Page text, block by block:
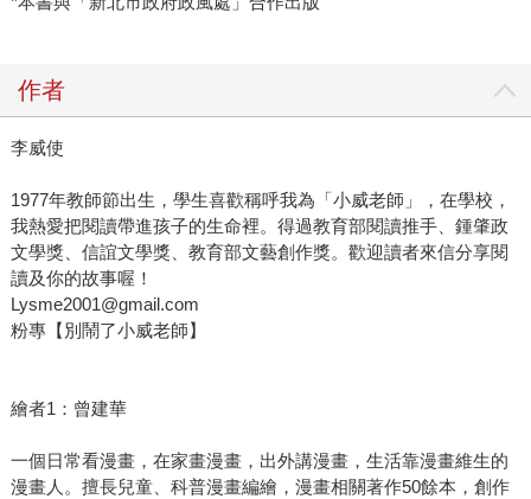
作者
李威使
1977年教師節出生，學生喜歡稱呼我為「小威老師」，在學校，
我熱愛把閱讀帶進孩子的生命裡。得過教育部閱讀推手、鍾肇政
文學獎、信誼文學獎、教育部文藝創作獎。歡迎讀者來信分享閱
讀及你的故事喔！
Lysme2001@gmail.com
粉專【別鬧了小威老師】
繪者1：曾建華
一個日常看漫畫，在家畫漫畫，出外講漫畫，生活靠漫畫維生的
漫畫⼈。擅長兒童、科普漫畫編繪，漫畫相關著作50餘本，創作